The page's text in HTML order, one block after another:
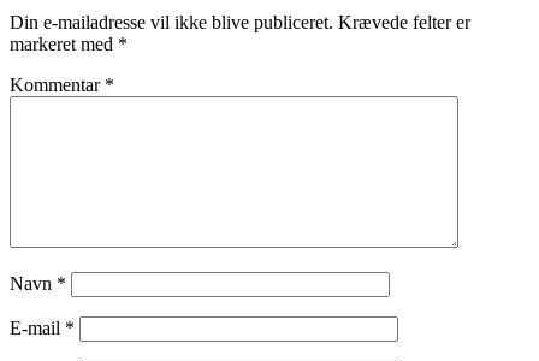
Din e-mailadresse vil ikke blive publiceret. Krævede felter er
markeret med *
Kommentar *
Navn *
E-mail *